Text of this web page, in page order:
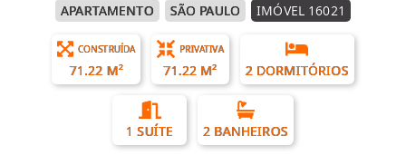
APARTAMENTO
SÃO PAULO IMÓVEL 16021
CONSTRUÍDA
71.22 M²
PRIVATIVA
71.22 M² 2 DORMITÓRIOS
1 SUÍTE 2 BANHEIROS